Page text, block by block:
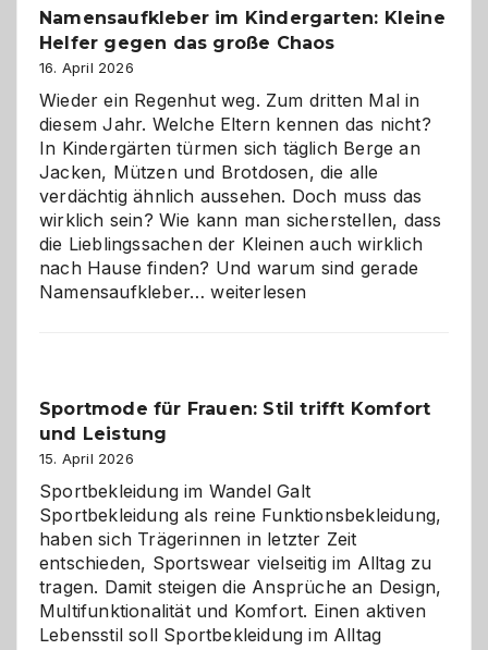
Namensaufkleber im Kindergarten: Kleine
Helfer gegen das große Chaos
16. April 2026
Wieder ein Regenhut weg. Zum dritten Mal in
diesem Jahr. Welche Eltern kennen das nicht?
In Kindergärten türmen sich täglich Berge an
Jacken, Mützen und Brotdosen, die alle
verdächtig ähnlich aussehen. Doch muss das
wirklich sein? Wie kann man sicherstellen, dass
die Lieblingssachen der Kleinen auch wirklich
nach Hause finden? Und warum sind gerade
Namensaufkleber…Namensaufkleber
gegen
Chaos
weiterlesen
Sportmode für Frauen: Stil trifft Komfort
und Leistung
15. April 2026
Sportbekleidung im Wandel Galt
Sportbekleidung als reine Funktionsbekleidung,
haben sich Trägerinnen in letzter Zeit
entschieden, Sportswear vielseitig im Alltag zu
tragen. Damit steigen die Ansprüche an Design,
Multifunktionalität und Komfort. Einen aktiven
Lebensstil soll Sportbekleidung im Alltag